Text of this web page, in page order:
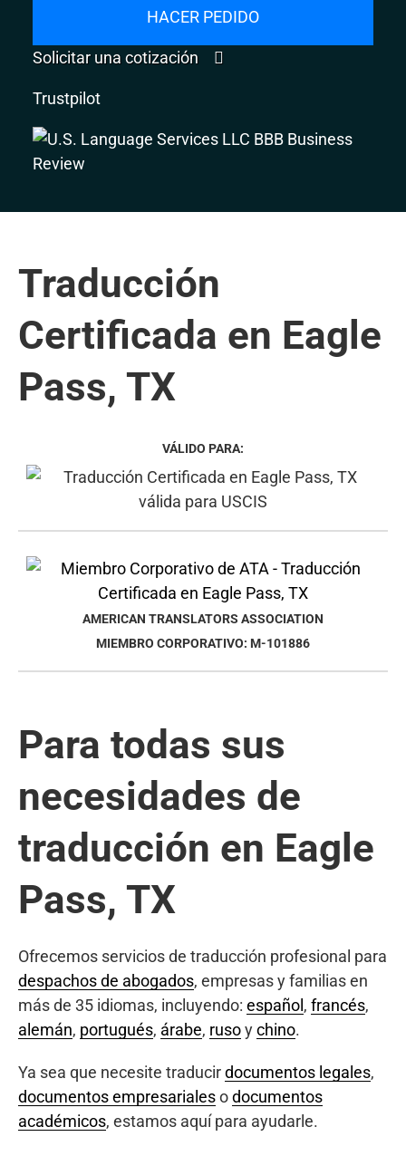
HACER PEDIDO
Solicitar una cotización
Trustpilot
Traducción
Certificada en Eagle
Pass, TX
VÁLIDO PARA:
AMERICAN TRANSLATORS ASSOCIATION
MIEMBRO CORPORATIVO: M-101886
Para todas sus
necesidades de
traducción en Eagle
Pass, TX
Ofrecemos servicios de traducción profesional para
despachos de abogados, empresas y familias en
más de 35 idiomas, incluyendo: español , francés,
alemán, portugués, árabe, rusoychino.
Ya sea que necesite traducirdocumentos legales,
documentos empresarialesodocumentos
académicos, estamos aquí para ayudarle.